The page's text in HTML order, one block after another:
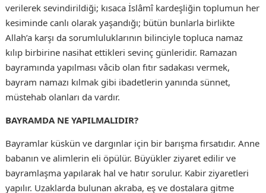
verilerek sevindirildiği; kısaca İslâmî kardeşliğin toplumun her
kesiminde canlı olarak yaşandığı; bütün bunlarla birlikte
Allah’a karşı da sorumluluklarının bilinciyle topluca namaz
kılıp birbirine nasihat ettikleri sevinç günleridir. Ramazan
bayramında yapılması vâcib olan fıtır sadakası vermek,
bayram namazı kılmak gibi ibadetlerin yanında sünnet,
müstehab olanları da vardır.
BAYRAMDA NE YAPILMALIDIR?
Bayramlar küskün ve dargınlar için bir barışma fırsatıdır. Anne
babanın ve alimlerin eli öpülür. Büyükler ziyaret edilir ve
bayramlaşma yapılarak hal ve hatır sorulur. Kabir ziyaretleri
yapılır. Uzaklarda bulunan akraba, eş ve dostalara gitme